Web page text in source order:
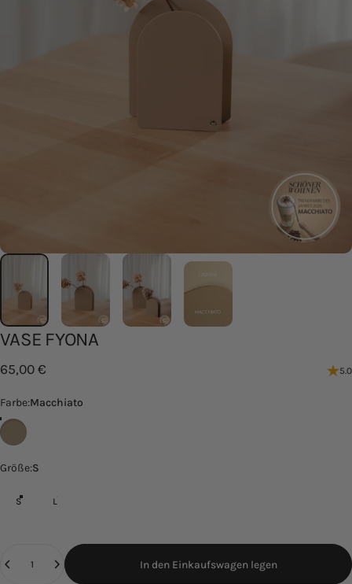
VASE FYONA
65,00 € 5.0
Farbe
Farbe:Macchiato
Macchiato
Größe
Größe:S
S L
In den Einkaufswagen legen